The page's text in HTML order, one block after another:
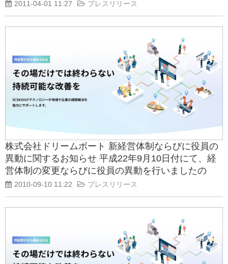
2011-04-01 11:27 プレスリリース
株式会社ドリームボート 新経営体制ならびに役員の
異動に関するお知らせ 平成22年9月10日付にて、経
営体制の変更ならびに役員の異動を行いましたの
で、お知らせいたします。
2010-09-10 11:22 プレスリリース